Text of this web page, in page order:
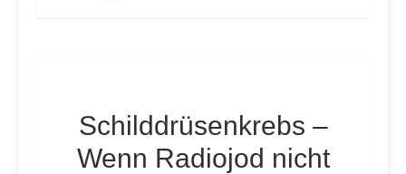
Schilddrüsenkrebs –
Wenn Radiojod nicht